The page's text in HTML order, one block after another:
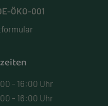
ÖKO-001
- 16:00 Uhr
- 16:00 Uhr